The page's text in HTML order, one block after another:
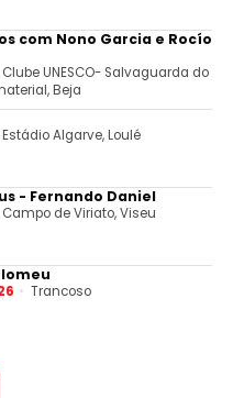
com Nono Garcia e Rocío
Clube UNESCO- Salvaguarda do
Beja
Estádio Algarve, Loulé
- Fernando Daniel
Campo de Viriato, Viseu
Trancoso